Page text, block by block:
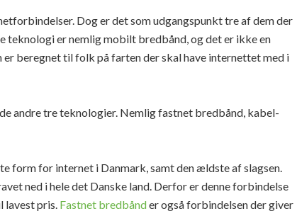
Dog er det som udgangspunkt tre af dem der
teknologi er nemlig mobilt bredbånd, og det er ikke en
er beregnet til folk på farten der skal have internettet med i
andre tre teknologier. Nemlig fastnet bredbånd, kabel-
form for internet i Danmark, samt den ældste af slagsen.
ned i hele det Danske land. Derfor er denne forbindelse
lavest pris. Fastnet bredbånder også forbindelsen der giver